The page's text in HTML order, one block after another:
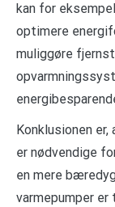
kan for
optimere
muliggøre
Konklusionen
er nødvendige
en mere
varmepumper er